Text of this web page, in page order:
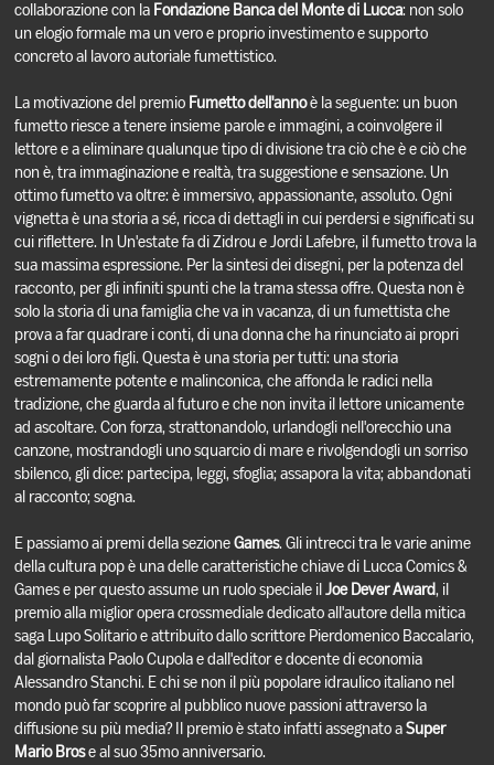
collaborazione con la Fondazione Banca del Monte di Lucca: non solo
un elogio formale ma un vero e proprio investimento e supporto
concreto al lavoro autoriale fumettistico.
La motivazione del premio Fumetto dell'annoè la seguente: un buon
fumetto riesce a tenere insieme parole e immagini, a coinvolgere il
lettore e a eliminare qualunque tipo di divisione tra ciò che è e ciò che
non è, tra immaginazione e realtà, tra suggestione e sensazione. Un
ottimo fumetto va oltre: è immersivo, appassionante, assoluto. Ogni
vignetta è una storia a sé, ricca di dettagli in cui perdersi e significati su
cui riflettere. In Un'estate fa di Zidrou e Jordi Lafebre, il fumetto trova la
sua massima espressione. Per la sintesi dei disegni, per la potenza del
racconto, per gli infiniti spunti che la trama stessa offre. Questa non è
solo la storia di una famiglia che va in vacanza, di un fumettista che
prova a far quadrare i conti, di una donna che ha rinunciato ai propri
sogni o dei loro figli. Questa è una storia per tutti: una storia
estremamente potente e malinconica, che affonda le radici nella
tradizione, che guarda al futuro e che non invita il lettore unicamente
ad ascoltare. Con forza, strattonandolo, urlandogli nell'orecchio una
canzone, mostrandogli uno squarcio di mare e rivolgendogli un sorriso
sbilenco, gli dice: partecipa, leggi, sfoglia; assapora la vita; abbandonati
al racconto; sogna.
E passiamo ai premi della sezioneGames. Gli intrecci tra le varie anime
della cultura pop è una delle caratteristiche chiave di Lucca Comics &
Games e per questo assume un ruolo speciale ilJoe Dever Award, il
premio alla miglior opera crossmediale dedicato all'autore della mitica
saga Lupo Solitario e attribuito dallo scrittore Pierdomenico Baccalario,
dal giornalista Paolo Cupola e dall'editor e docente di economia
Alessandro Stanchi. E chi se non il più popolare idraulico italiano nel
mondo può far scoprire al pubblico nuove passioni attraverso la
diffusione su più media? Il premio è stato infatti assegnato aSuper
Mario Brose al suo 35mo anniversario.